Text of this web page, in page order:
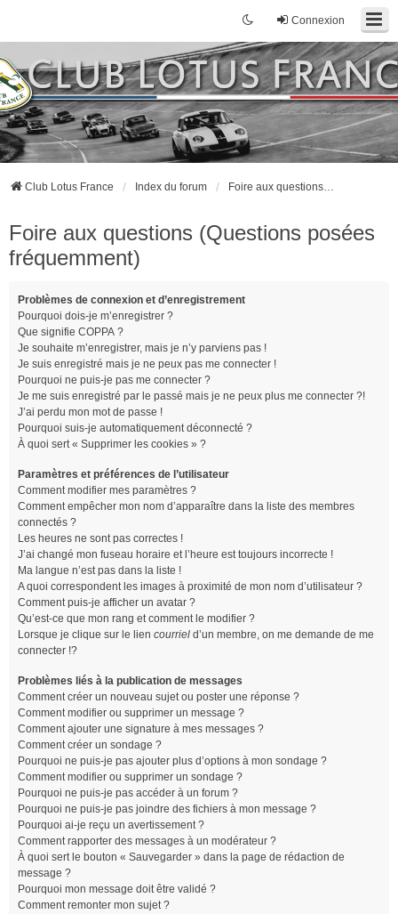
Connexion
Club Lotus France Index du forum Foire aux questions (Questions posées fréquemment)
Foire aux questions (Questions posées
fréquemment)
Problèmes de connexion et d’enregistrement
Pourquoi dois-je m’enregistrer ?
Que signifie COPPA ?
Je souhaite m’enregistrer, mais je n’y parviens pas !
Je suis enregistré mais je ne peux pas me connecter !
Pourquoi ne puis-je pas me connecter ?
Je me suis enregistré par le passé mais je ne peux plus me connecter ?!
J’ai perdu mon mot de passe !
Pourquoi suis-je automatiquement déconnecté ?
À quoi sert « Supprimer les cookies » ?
Paramètres et préférences de l’utilisateur
Comment modifier mes paramètres ?
Comment empêcher mon nom d’apparaître dans la liste des membres
connectés ?
Les heures ne sont pas correctes !
J’ai changé mon fuseau horaire et l’heure est toujours incorrecte !
Ma langue n’est pas dans la liste !
A quoi correspondent les images à proximité de mon nom d’utilisateur ?
Comment puis-je afficher un avatar ?
Qu’est-ce que mon rang et comment le modifier ?
Lorsque je clique sur le lien courriel d’un membre, on me demande de me
connecter !?
Problèmes liés à la publication de messages
Comment créer un nouveau sujet ou poster une réponse ?
Comment modifier ou supprimer un message ?
Comment ajouter une signature à mes messages ?
Comment créer un sondage ?
Pourquoi ne puis-je pas ajouter plus d’options à mon sondage ?
Comment modifier ou supprimer un sondage ?
Pourquoi ne puis-je pas accéder à un forum ?
Pourquoi ne puis-je pas joindre des fichiers à mon message ?
Pourquoi ai-je reçu un avertissement ?
Comment rapporter des messages à un modérateur ?
À quoi sert le bouton « Sauvegarder » dans la page de rédaction de
message ?
Pourquoi mon message doit être validé ?
Comment remonter mon sujet ?